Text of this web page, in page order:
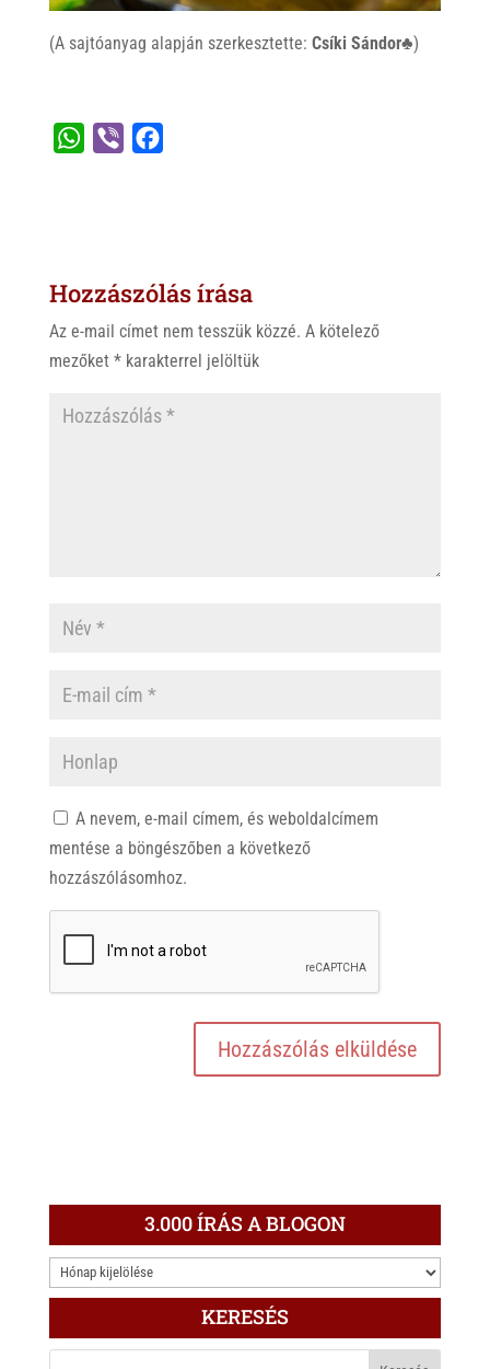
(A sajtóanyag alapján szerkesztette: Csíki Sándor♣)
A
p
o
k
Hozzászólás írása
Az e-mail címet nem tesszük közzé. A kötelező
mezőket *karakterrel jelöltük
A nevem, e-mail címem, és weboldalcímem
mentése a böngészőben a következő
hozzászólásomhoz.
3.000 ÍRÁS A BLOGON
3.000
ÍRÁS
KERESÉS